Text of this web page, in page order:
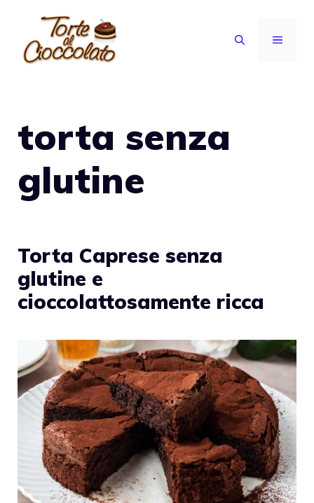
contenuto
MENU
torta senza
glutine
Torta Caprese senza
glutine e
cioccolattosamente ricca